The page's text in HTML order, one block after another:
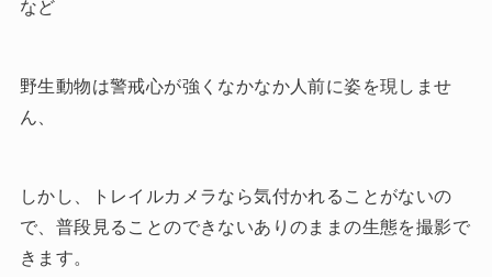
など
野生動物は警戒心が強くなかなか人前に姿を現しませ
ん、
しかし、トレイルカメラなら気付かれることがないの
で、普段見ることのできないありのままの生態を撮影で
きます。